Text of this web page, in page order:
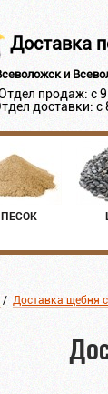
Доставка
и
продаж: с
доставки: с
ПЕСОК
/ Доставка щебня